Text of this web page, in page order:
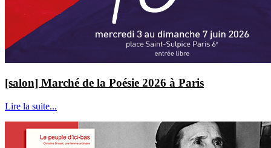
[salon] Marché de la Poésie 2026 à Paris
Lire la suite...